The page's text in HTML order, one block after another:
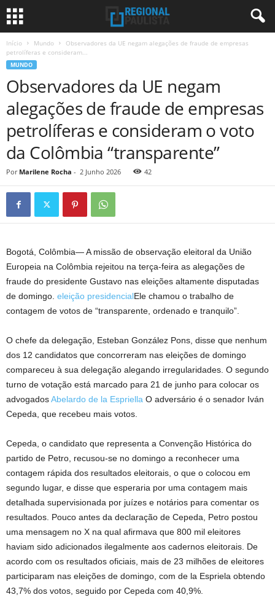
Início Mundo
Observadores da UE negam alegações de fraude de empresas
petrolíferas e consideram...
MUNDO
Observadores da UE negam
alegações de fraude de empresas
petrolíferas e consideram o voto
da Colômbia “transparente”
Por Marilene Rocha - 2 Junho 2026 42
Bogotá, Colômbia—A missão de observação eleitoral da União
Europeia na Colômbia rejeitou na terça-feira as alegações de
fraude do presidente Gustavo nas eleições altamente disputadas
de domingo. eleição presidencialEle chamou o trabalho de
contagem de votos de “transparente, ordenado e tranquilo”.
O chefe da delegação, Esteban González Pons, disse que nenhum
dos 12 candidatos que concorreram nas eleições de domingo
compareceu à sua delegação alegando irregularidades. O segundo
turno de votação está marcado para 21 de junho para colocar os
advogadosAbelardo de la Espriella O adversário é o senador Iván
Cepeda, que recebeu mais votos.
Cepeda, o candidato que representa a Convenção Histórica do
partido de Petro, recusou-se no domingo a reconhecer uma
contagem rápida dos resultados eleitorais, o que o colocou em
segundo lugar, e disse que esperaria por uma contagem mais
detalhada supervisionada por juízes e notários para comentar os
resultados. Pouco antes da declaração de Cepeda, Petro postou
uma mensagem no X na qual afirmava que 800 mil eleitores
haviam sido adicionados ilegalmente aos cadernos eleitorais. De
acordo com os resultados oficiais, mais de 23 milhões de eleitores
participaram nas eleições de domingo, com de la Espriela obtendo
43,7% dos votos, seguido por Cepeda com 40,9%.